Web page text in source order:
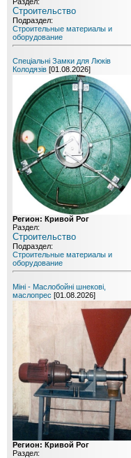
Строительство
Подраздел:
Строительные материалы и
оборудование
Спеціальні Замки для Люків
Колодязів [01.08.2026]
Регион: Кривой Рог
Раздел:
Строительство
Подраздел:
Строительные материалы и
оборудование
Міні - Маслобойні шнекові,
маслопрес [01.08.2026]
Регион: Кривой Рог
Раздел: